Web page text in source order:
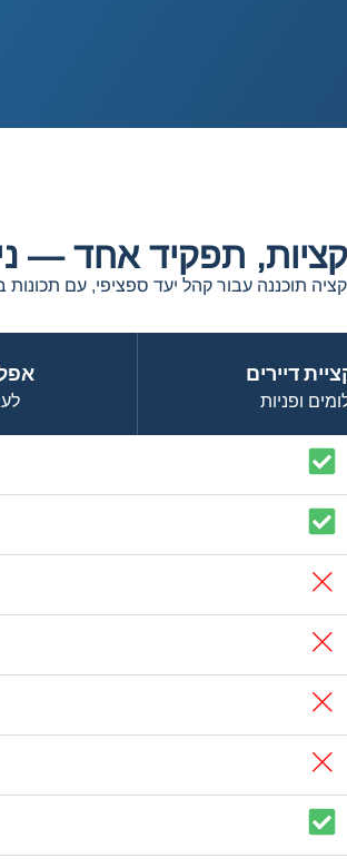
תפקיד אחד —
תוכננה עבור קהל יעד ספציפי, עם תכונות
דיירים
ופניות